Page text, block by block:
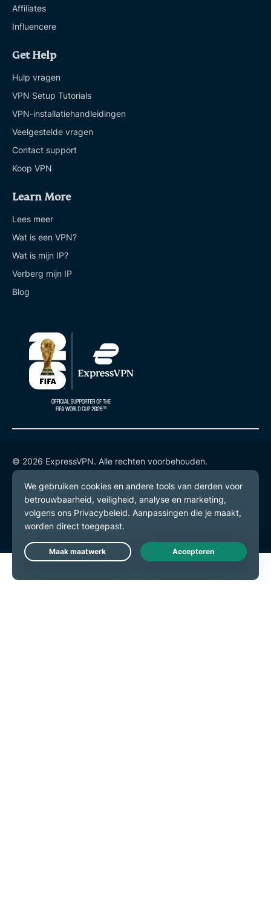
Affiliates
Influencere
Get Help
Hulp vragen
VPN Setup Tutorials
VPN-installatiehandleidingen
Veelgestelde vragen
Contact support
Koop VPN
Learn More
Lees meer
Wat is een VPN?
Wat is mijn IP?
Verberg mijn IP
Blog
© 2026 ExpressVPN. Alle rechten voorbehouden.
Privacybeleid
Gebruiksvoorwaarden
Cookievoorkeuren
Live Chat